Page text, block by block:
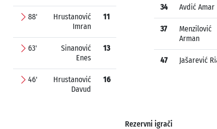
88'
Hrustanović
Imran
11
63'
Sinanović
Enes
13
46'
Hrustanović
Davud
16
34 Avdić Amar
37
Menzilović
Arman
47 Jašarević
Rezervni igrači